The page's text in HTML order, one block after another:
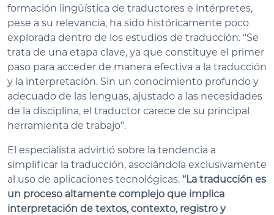
formación lingüística de traductores e intérpretes,
pese a su relevancia, ha sido históricamente poco
explorada dentro de los estudios de traducción. “Se
trata de una etapa clave, ya que constituye el primer
paso para acceder de manera efectiva a la traducción
y la interpretación. Sin un conocimiento profundo y
adecuado de las lenguas, ajustado a las necesidades
de la disciplina, el traductor carece de su principal
herramienta de trabajo”.
El especialista advirtió sobre la tendencia a
simplificar la traducción, asociándola exclusivamente
al uso de aplicaciones tecnológicas. “La traducción es
un proceso altamente complejo que implica
interpretación de textos, contexto, registro y